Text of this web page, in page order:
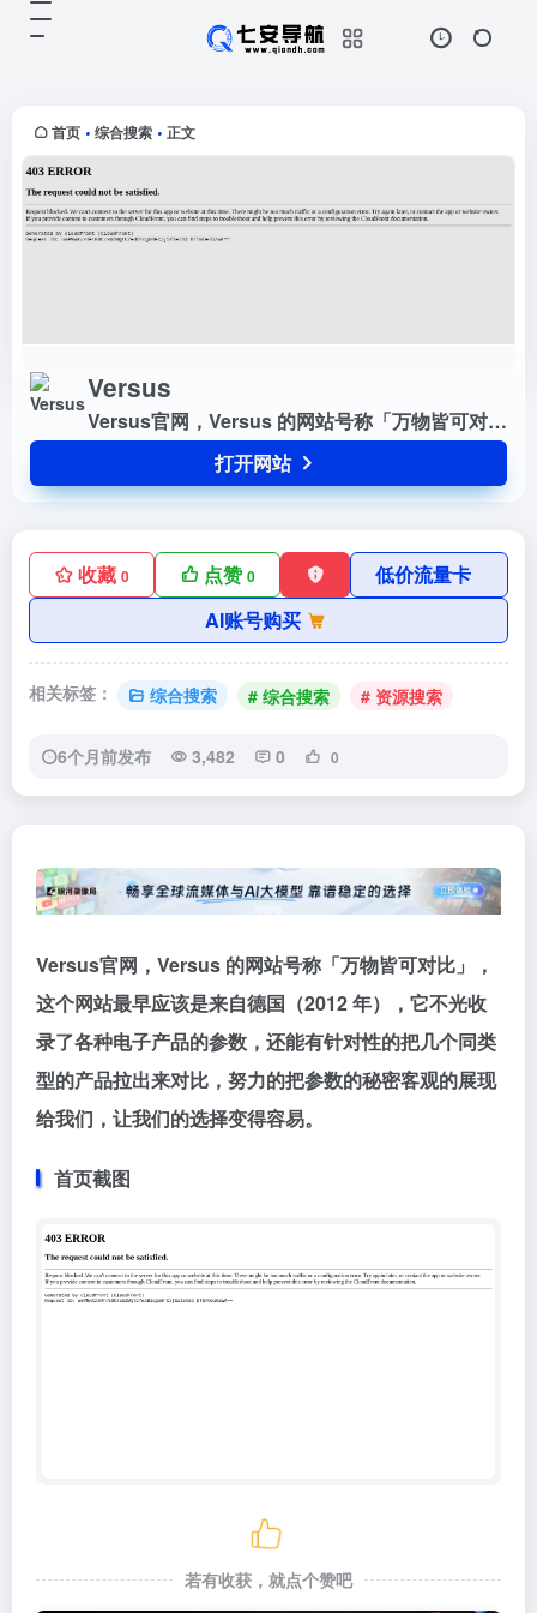
首页 • 综合搜索 • 正文
Versus
Versus官网，Versus 的网站号称「万物皆可对比」，这个网站最早应该是来自德国（2012 年），它不光收录了各种电子产品的参数，还能有针对性的把几个同类型的产品拉出来对比，努力的把参数的秘密客观的展现给我们，让我们的选择变得容易。
打开网站
收藏 0 点赞0
低价流量卡
AI账号购买
相关标签： 综合搜索 # 综合搜索 # 资源搜索
6个月前发布 3,482 0 0
该是来自德国（2012 年），它不光
收录了各种电子产品的参数，还能有
针对性的把几个同类...
Versus官网，Versus 的网站号称「万物皆可对比」，
这个网站最早应该是来自德国（2012 年），它不光收
录了各种电子产品的参数，还能有针对性的把几个同类
型的产品拉出来对比，努力的把参数的秘密客观的展现
给我们，让我们的选择变得容易。
首页截图
若有收获，就点个赞吧